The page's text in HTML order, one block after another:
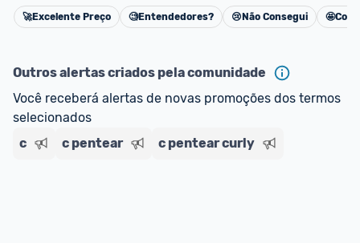
Cancelar
🚀Excelente Preço 🧐Entendedores? 😢 Não Consegui 🤩
Outros alertas criados pela comunidade
Você receberá alertas de novas promoções dos termos
selecionados
c
c pentear c pentear curly